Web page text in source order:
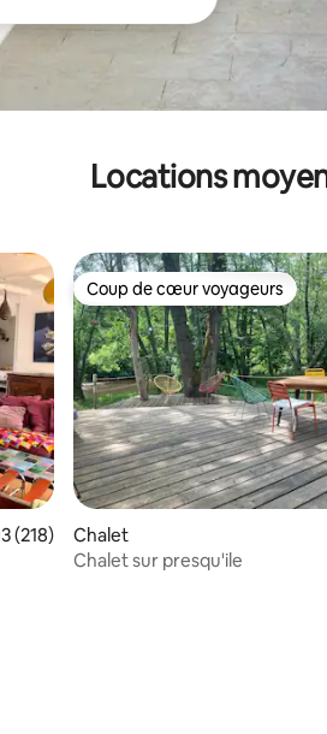
Locations
moyenne sur la base de 218
(218)
Coup de cœur voyageurs
Coup de cœur voyageurs
Chalet
Chalet sur presqu'ile